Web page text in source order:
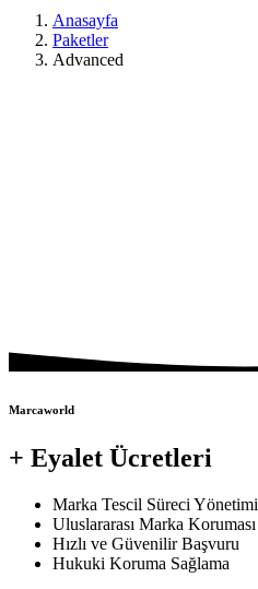
Anasayfa
Paketler
Advanced
Marcaworld
+ Eyalet Ücretleri
Marka Tescil Süreci Yönetimi
Uluslararası Marka Koruması
Hızlı ve Güvenilir Başvuru
Hukuki Koruma Sağlama